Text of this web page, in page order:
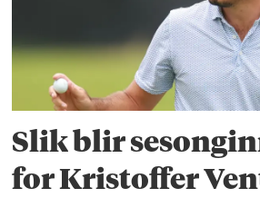
Slik blir
for Kristoffer